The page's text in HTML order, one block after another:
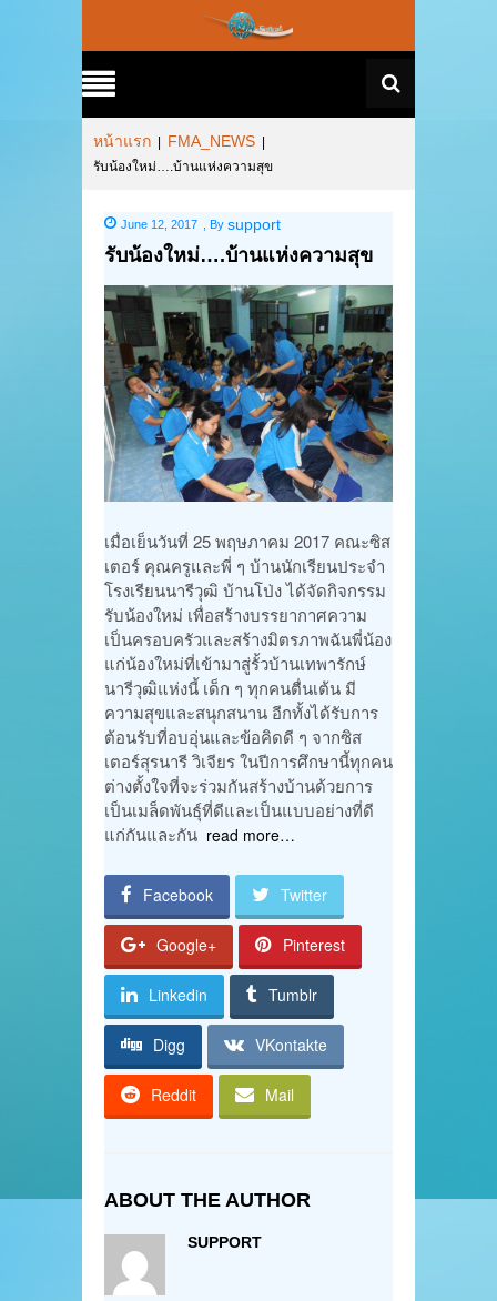
หน้าแรก FMA_NEWS
รับน้องใหม่….บ้านแห่งความสุข
June 12, 2017 By support
รับน้องใหม่….บ้านแห่งความสุข
เมื่อเย็นวันที่ 25 พฤษภาคม 2017 คณะซิส
เตอร์ คุณครูและพี่ ๆ บ้านนักเรียนประจำ
โรงเรียนนารีวุฒิ บ้านโป่ง ได้จัดกิจกรรม
รับน้องใหม่ เพื่อสร้างบรรยากาศความ
เป็นครอบครัวและสร้างมิตรภาพฉันพี่น้อง
แก่น้องใหม่ที่เข้ามาสู่รั้วบ้านเทพารักษ์
นารีวุฒิแห่งนี้ เด็ก ๆ ทุกคนตื่นเต้น มี
ความสุขและสนุกสนาน อีกทั้งได้รับการ
ต้อนรับที่อบอุ่นและข้อคิดดี ๆ จากซิส
เตอร์สุรนารี วิเจียร ในปีการศึกษานี้ทุกคน
ต่างตั้งใจที่จะร่วมกันสร้างบ้านด้วยการ
เป็นเมล็ดพันธุ์ที่ดีและเป็นแบบอย่างที่ดี
แก่กันและกัน read more…
Facebook Twitter
Google+ Pinterest
Linkedin Tumblr
Digg VKontakte
Reddit Mail
ABOUT THE AUTHOR
SUPPORT